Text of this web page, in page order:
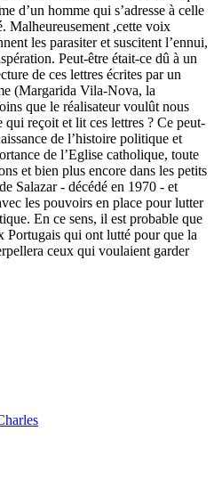
d’un homme qui s’adresse à celle
Malheureusement ,cette voix
les parasiter et suscitent l’ennui,
Peut-être était-ce dû à un
de ces lettres écrites par un
(Margarida Vila-Nova, la
que le réalisateur voulût nous
qui reçoit et lit ces lettres ? Ce peut-
de l’histoire politique et
de l’Eglise catholique, toute
et bien plus encore dans les petits
Salazar - décédé en 1970 - et
les pouvoirs en place pour lutter
En ce sens, il est probable que
Portugais qui ont lutté pour que la
ceux qui voulaient garder